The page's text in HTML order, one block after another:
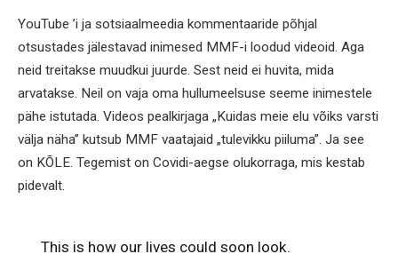
YouTube ’i ja sotsiaalmeedia kommentaaride põhjal
otsustades jälestavad inimesed MMF-i loodud videoid. Aga
neid treitakse muudkui juurde. Sest neid ei huvita, mida
arvatakse. Neil on vaja oma hullumeelsuse seeme inimestele
pähe istutada. Videos pealkirjaga „Kuidas meie elu võiks varsti
välja näha” kutsub MMF vaatajaid „tulevikku piiluma”. Ja see
on KÕLE. Tegemist on Covidi-aegse olukorraga, mis kestab
pidevalt.
This is how our lives could soon look.